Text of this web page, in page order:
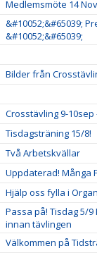
Medlemsmöte 14
&#10052;&#65039;
&#10052;&#65039;
Bilder från
Crosstävling 9-
Tisdagsträning 15/8!
Två Arbetskvällar
Uppdaterad! Många
Hjälp oss fylla i
Passa på! Tisdag 5/
innan tävlingen
Välkommen på